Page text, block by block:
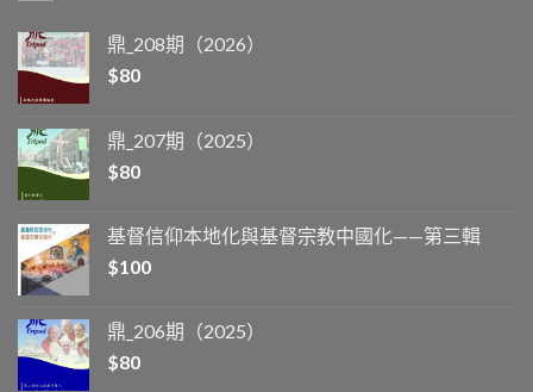
鼎_208期（2026）
$80
鼎_207期（2025）
$80
基督信仰本地化與基督宗教中國化——第三輯
$100
鼎_206期（2025）
$80